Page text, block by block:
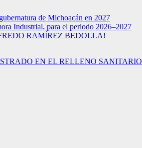
de Michoacán en 2027
Industrial, para el periodo 2026–2027
RAMÍREZ BEDOLLA!
EN EL RELLENO SANITARIO